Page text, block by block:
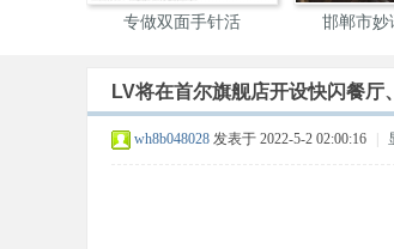
装
专做双面手针活 邯郸市妙
LV将在首尔旗舰店开设快闪餐厅
wh8b048028 发表于 2022-5-2 02:00:16